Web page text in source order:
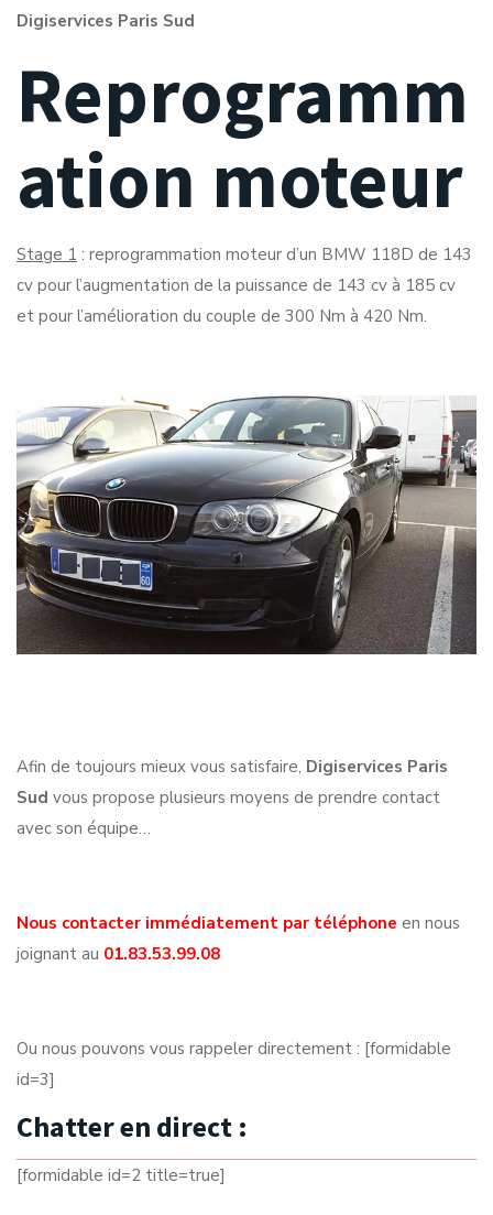
Digiservices Paris Sud
Reprogramm
ation moteur
Stage 1 : reprogrammation moteur d’un BMW 118D de 143
cv pour l’augmentation de la puissance de 143 cv à 185 cv
et pour l’amélioration du couple de 300 Nm à 420 Nm.
Afin de toujours mieux vous satisfaire, Digiservices Paris
Sud vous propose plusieurs moyens de prendre contact
avec son équipe…
Nous contacter immédiatement par téléphone en nous
joignant au 01.83.53.99.08
Ou nous pouvons vous rappeler directement : [formidable
id=3]
Chatter en direct :
[formidable id=2 title=true]